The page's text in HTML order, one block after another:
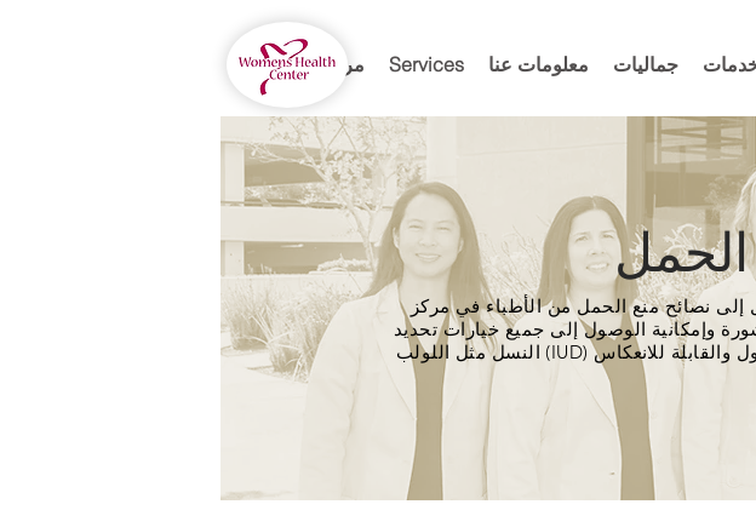
مرحبا Services معلومات عنا جماليات
إلى نصائح منع الحمل من الأطباء في مركز
وإمكانية الوصول إلى جميع خيارات تحديد
النسل مثل اللولب (IUD) وغيره من وسائل منع الحمل طويلة المفعول والقابلة للانعكاس (LARC وحبوب منع